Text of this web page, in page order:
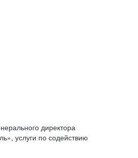
директора
услуги по содействию